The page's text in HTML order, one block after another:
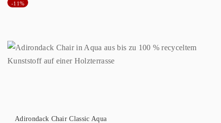
-11%
Adirondack Chair Classic Aqua